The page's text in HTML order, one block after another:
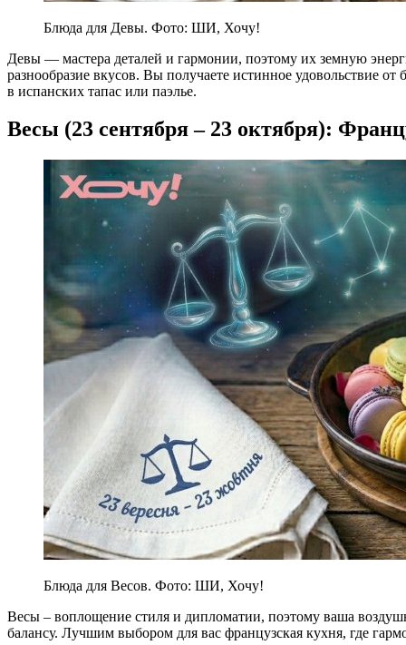
Блюда для Девы. Фото: ШИ, Хочу!
Девы — мастера деталей и гармонии, поэтому их земную
разнообразие вкусов. Вы получаете истинное удовольствие
в испанских тапас или паэлье.
Весы (23 сентября – 23 октября):
Блюда для Весов. Фото: ШИ, Хочу!
Весы – воплощение стиля и дипломатии, поэтому ваша
балансу. Лучшим выбором для вас французская кухня, где